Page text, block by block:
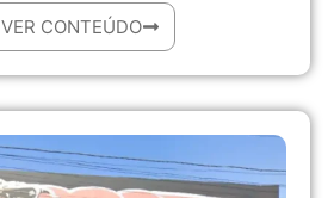
VER CONTEÚDO